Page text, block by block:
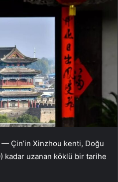
— Çin’in Xinzhou kenti, Doğu
kadar uzanan köklü bir tarihe